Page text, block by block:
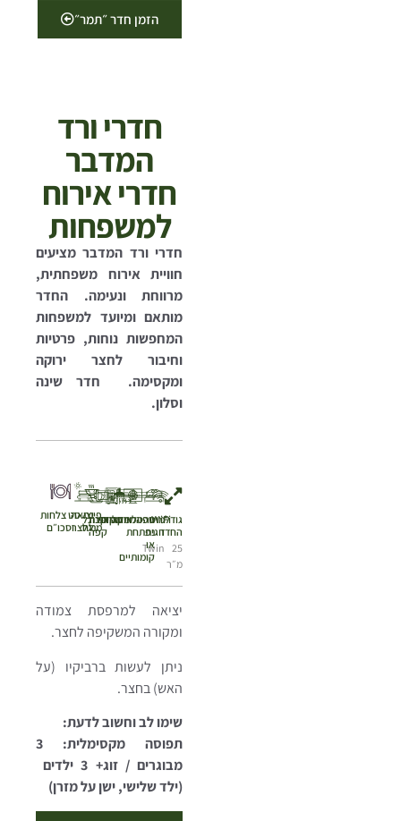
הזמן חדר ״תמר״
חדרי ורד
המדבר
חדרי אירוח
למשפחות
חדרי ורד המדבר מציעים
חוויית אירוח משפחתית,
מרווחת ונעימה. החדר
מותאם ומיועד למשפחות
המחפשות נוחות, פרטיות
וחיבור לחצר ירוקה
ומקסימה. חדר שינה
וסלון.
גודל
החדר
25
מ״ר
WiFi
מיטה
זוגית
Twin
ספה
נפתחת
או
קומותיים
טלוויזיה
מיזוג
מקלחת
מקרר
מיקרוגל
פינת
קפה
פינת
מנגל
יציאה
לחצר
סט צלחות
וסכו״ם
יציאה למרפסת צמודה
ומקורה המשקיפה לחצר.
ניתן לעשות ברביקיו (על
האש) בחצר.
שימו לב וחשוב לדעת:
תפוסה מקסימלית: 3
מבוגרים / זוג+ 3 ילדים
(ילד שלישי, ישן על מזרן)